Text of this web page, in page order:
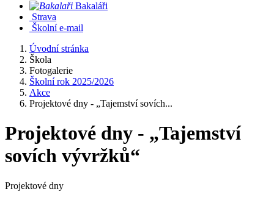
Bakaláři
Strava
Školní e-mail
Úvodní stránka
Škola
Fotogalerie
Školní rok 2025/2026
Akce
Projektové dny - „Tajemství sovích...
Projektové dny - „Tajemství
sovích vývržků“
Projektové dny